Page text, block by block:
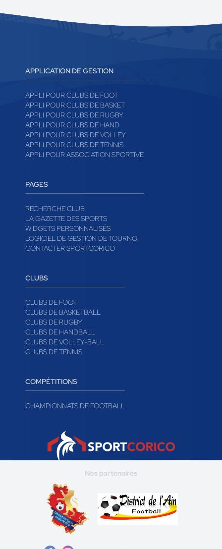
APPLICATION DE GESTION
APPLI POUR CLUBS DE FOOT
APPLI POUR CLUBS DE BASKET
APPLI POUR CLUBS DE RUGBY
APPLI POUR CLUBS DE HAND
APPLI POUR CLUBS DE VOLLEY
APPLI POUR CLUBS DE TENNIS
APPLI POUR ASSOCIATION SPORTIVE
PAGES
RECHERCHE CLUB
LA GAZETTE DES SPORTS
WIDGETS PERSONNALISÉS
LOGICIEL DE GESTION DE TOURNOI
CONTACTER SPORTCORICO
CLUBS
CLUBS DE FOOT
CLUBS DE BASKETBALL
CLUBS DE RUGBY
CLUBS DE HANDBALL
CLUBS DE VOLLEY-BALL
CLUBS DE TENNIS
COMPÉTITIONS
CHAMPIONNATS DE FOOTBALL
Nos partenaires